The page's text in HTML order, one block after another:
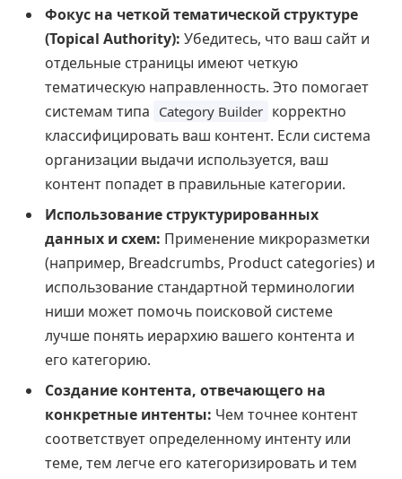
Фокус на четкой тематической структуре
(Topical Authority): Убедитесь, что ваш сайт и
отдельные страницы имеют четкую
тематическую направленность. Это помогает
системам типа Category Builder корректно
классифицировать ваш контент. Если система
организации выдачи используется, ваш
контент попадет в правильные категории.
Использование структурированных
данных и схем: Применение микроразметки
(например, Breadcrumbs, Product categories) и
использование стандартной терминологии
ниши может помочь поисковой системе
лучше понять иерархию вашего контента и
его категорию.
Создание контента, отвечающего на
конкретные интенты: Чем точнее контент
соответствует определенному интенту или
теме, тем легче его категоризировать и тем